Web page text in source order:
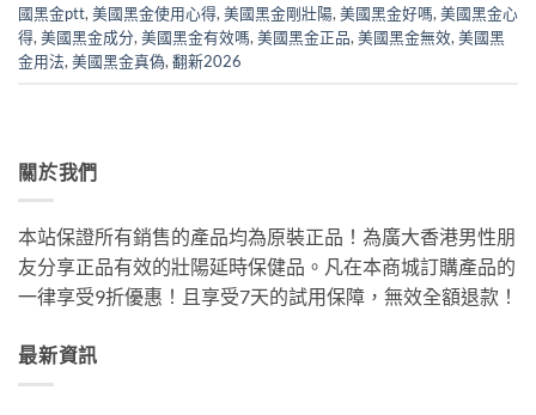
國黑金ptt, 美國黑金使用心得, 美國黑金剛壯陽, 美國黑金好嗎, 美國黑金心
得, 美國黑金成分, 美國黑金有效嗎, 美國黑金正品, 美國黑金無效, 美國黑
金用法, 美國黑金真偽, 翻新2026
關於我們
本站保證所有銷售的產品均為原裝正品！為廣大香港男性朋
友分享正品有效的壯陽延時保健品。凡在本商城訂購產品的
一律享受9折優惠！且享受7天的試用保障，無效全額退款！
最新資訊